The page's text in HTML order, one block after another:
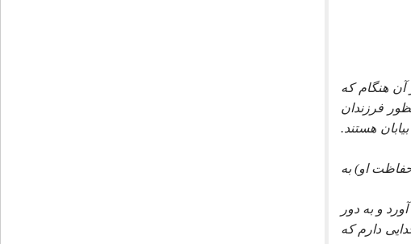
هنگام كه
فرزندان
هستند.
او) به
و به دور
اين چيست؟ من خدايى دارم كه